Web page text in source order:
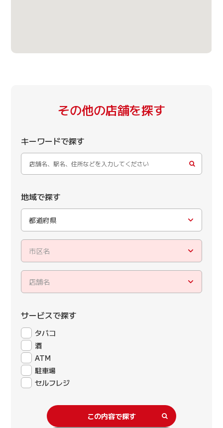
その他の店舗を探す
キーワードで探す
地域で探す
都道府県
市区名
店舗名
サービスで探す
タバコ
酒
ATM
駐車場
セルフレジ
この内容で探す